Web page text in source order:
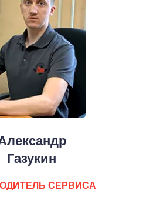
Газукин
СЕРВИСА